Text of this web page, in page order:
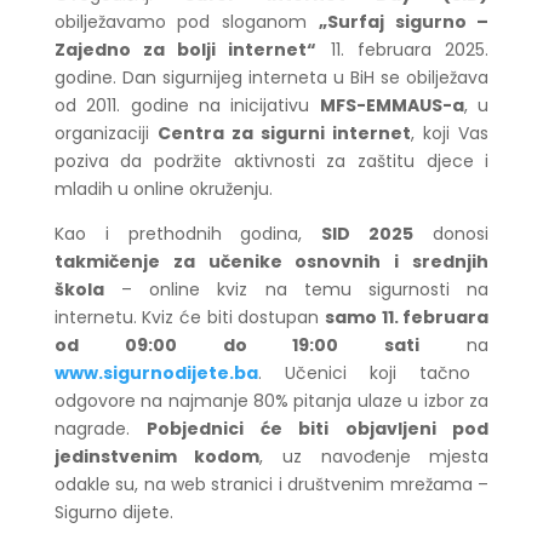
obilježavamo pod sloganom „Surfaj sigurno –
Zajedno za bolji internet“ 11. februara 2025.
godine. Dan sigurnijeg interneta u BiH se obilježava
od 2011. godine na inicijativu MFS-EMMAUS-a, u
organizaciji Centra za sigurni internet, koji Vas
poziva da podržite aktivnosti za zaštitu djece i
mladih u online okruženju.
Kao i prethodnih godina, SID 2025 donosi
takmičenje za učenike osnovnih i srednjih
škola– online kviz na temu sigurnosti na
internetu. Kviz će biti dostupan samo 11. februara
od 09:00 do 19:00 sati na
www.sigurnodijete.ba. Učenici koji tačno
odgovore na najmanje 80% pitanja ulaze u izbor za
nagrade. Pobjednici će biti objavljeni pod
jedinstvenim kodom, uz navođenje mjesta
odakle su, na web stranici i društvenim mrežama –
Sigurno dijete.